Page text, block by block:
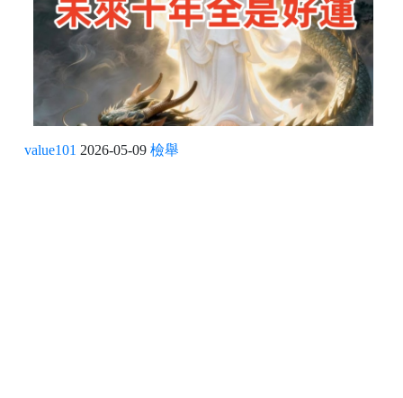
value101 2026-05-09 檢舉